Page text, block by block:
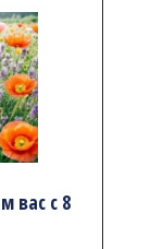
вас с 8